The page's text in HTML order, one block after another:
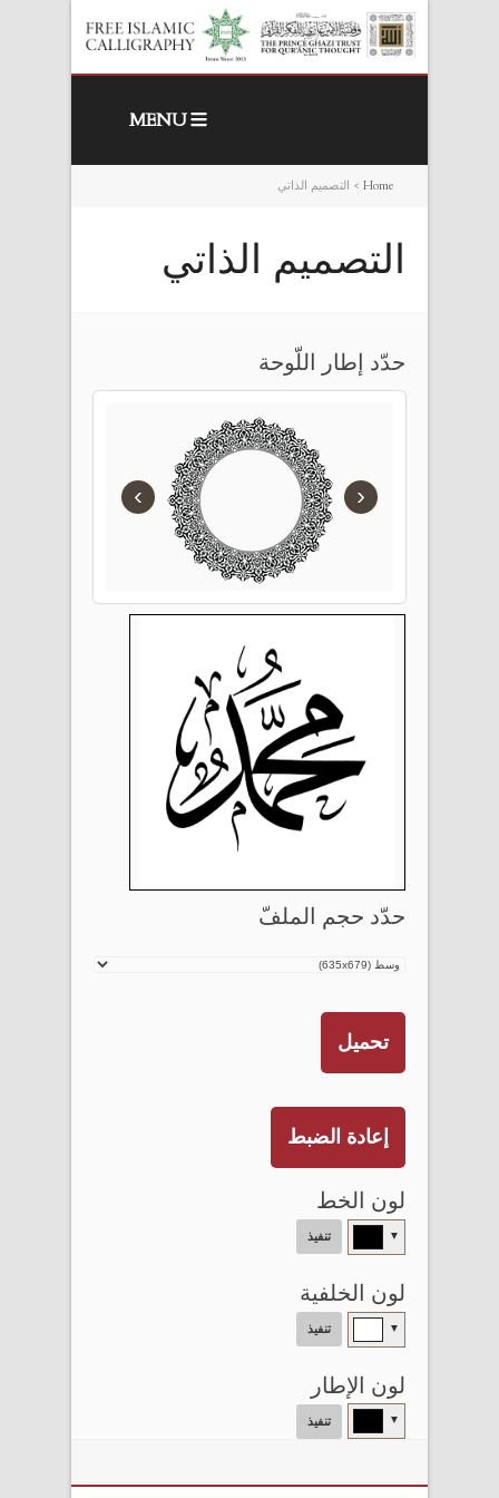
MENU
Home
> التصميم الذاتي
التصميم الذاتي
حدّد إطار اللّوحة
› ‹
حدّد حجم الملفّ
تحميل
إعادة الضبط
لون الخط
▼ تنفيذ
لون الخلفية
▼ تنفيذ
لون الإطار
▼ تنفيذ